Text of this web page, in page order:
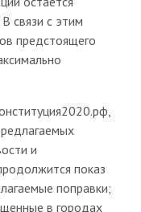
В связи с этим
предстоящего
и
показ
поправки;
в городах